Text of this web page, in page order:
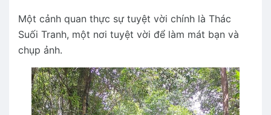
Một cảnh quan thực sự tuyệt vời chính là Thác
Suối Tranh, một nơi tuyệt vời để làm mát bạn và
chụp ảnh.